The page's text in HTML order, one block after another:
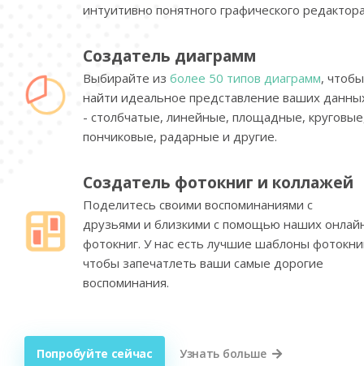
интуитивно понятного графического
Создатель диаграмм
Выбирайте из более 50 типов диаграмм, чтобы
найти идеальное представление ваших
- столбчатые, линейные, площадные,
пончиковые, радарные и другие.
Создатель фотокниг и коллажей
Поделитесь своими воспоминаниями с
друзьями и близкими с помощью наших
фотокниг. У нас есть лучшие шаблоны
чтобы запечатлеть ваши самые дорогие
воспоминания.
Попробуйте сейчас Узнать больше